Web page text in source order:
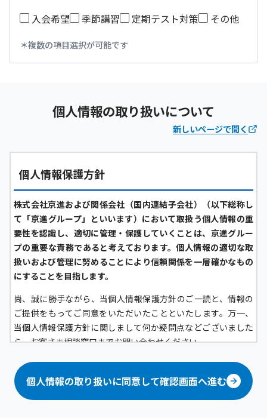
入会希望
季節講習 定期テスト対策 その他
複数の項目選択が可能です
個人情報の取り扱いについて
新しいページで開く
個人情報保護方針
株式会社京進および関係会社（国内連結子会社）（以下総称し
て「京進グループ」といいます）において取扱う個人情報の重
要性を認識し、適切に管理・保護していくことは、京進グルー
プの重要な責務であると考えております。個人情報の適切な取
扱いおよび管理に努めることにより信頼関係を一層確かなもの
にすることを目指します。
尚、誠に勝手ながら、当個人情報保護方針のご一読と、情報の
ご提供をもってご同意をいただいたことといたします。万一、
当個人情報保護方針に関しまして何か疑問点などございました
ら、お客さま相談窓口までお問い合わせください。
京進グループにおける個人情報の定義について
京進グループにおいては、生存する「顧客（グループ各社が提
個人情報の取り扱いに同意して確認画面へ進む